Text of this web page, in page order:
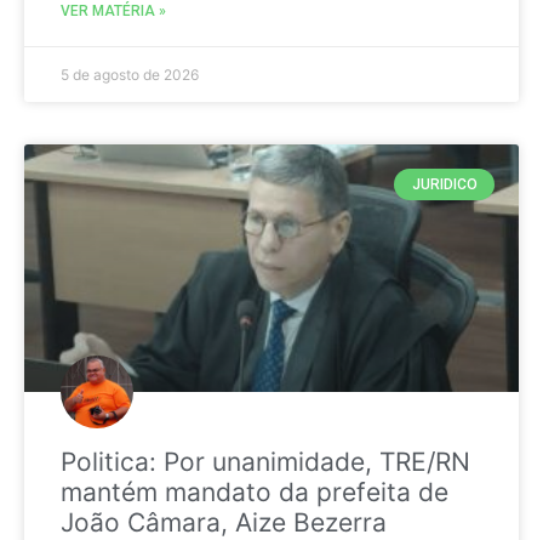
VER MATÉRIA »
5 de agosto de 2026
JURIDICO
Politica: Por unanimidade, TRE/RN
mantém mandato da prefeita de
João Câmara, Aize Bezerra